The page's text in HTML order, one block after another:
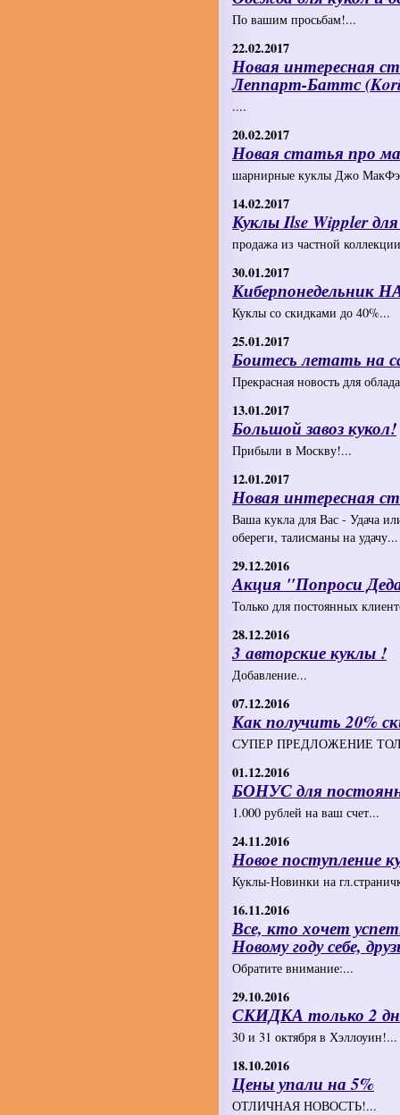
По вашим просьбам!...
22.02.2017
Новая интересная
Леппарт-Баттс
....
20.02.2017
Новая статья про
шарнирные куклы Джо
14.02.2017
Куклы Ilse Wippler
продажа из частной
30.01.2017
Киберпонедельник
Куклы со скидками до 40%...
25.01.2017
Боитесь летать на
Прекрасная новость для
13.01.2017
Большой завоз кукол!
Прибыли в Москву!...
12.01.2017
Новая интересная
Ваша кукла для Вас - Удача
обереги, талисманы на удачу...
29.12.2016
Акция "Попроси
Только для постоянных
28.12.2016
3 авторские куклы !
Добавление...
07.12.2016
Как получить 20%
СУПЕР ПРЕДЛОЖЕНИЕ
01.12.2016
БОНУС для
1.000 рублей на ваш счет...
24.11.2016
Новое поступление
Куклы-Новинки на
16.11.2016
Все, кто хочет
Новому году себе,
Обратите внимание:...
29.10.2016
СКИДКА только 2
30 и 31 октября в Хэллоуин!...
18.10.2016
Цены упали на 5%
ОТЛИЧНАЯ НОВОСТЬ!...